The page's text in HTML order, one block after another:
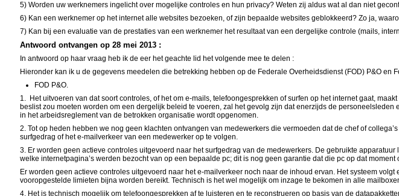
5) Worden uw werknemers ingelicht over mogelijke controles en hun privacy? Weten zij aldus wat al dan niet
6) Kan een werknemer op het internet alle websites bezoeken, of zijn bepaalde websites geblokkeerd? Zo ja,
7) Kan bij een evaluatie van de prestaties van een werknemer het resultaat van een dergelijke controle (mails,
Antwoord ontvangen op 28 mei 2013 :
In antwoord op haar vraag heb ik de eer het geachte lid het volgende mee te delen :
Hieronder kan ik u de gegevens meedelen die betrekking hebben op de Federale Overheidsdienst (FOD) P&O en
FOD P&O.
1. Het uitvoeren van dat soort controles, of het om e-mails, telefoongesprekken of surfen op het internet gaat,
beslist zou moeten worden om een dergelijk beleid te voeren, zal het gevolg zijn dat enerzijds de
in het arbeidsreglement van de betrokken organisatie wordt opgenomen.
2. Tot op heden hebben we nog geen klachten ontvangen van medewerkers die vermoeden dat de chef of
surfgedrag of het e-mailverkeer van een medewerker op te volgen.
3. Er worden geen actieve controles uitgevoerd naar het surfgedrag van de medewerkers. De gebruikte
welke internetpagina’s werden bezocht van op een bepaalde pc; dit is nog geen garantie dat die pc op dat
Er worden geen actieve controles uitgevoerd naar het e-mailverkeer noch naar de inhoud ervan. Het systeem
vooropgestelde limieten bijna worden bereikt. Technisch is het wel mogelijk om inzage te bekomen in alle
4. Het is technisch mogelijk om telefoongesprekken af te luisteren en te reconstrueren op basis van de